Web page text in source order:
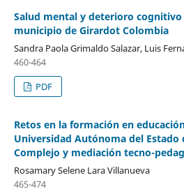
Salud mental y deterioro
municipio de Girardot Colombia
Sandra Paola Grimaldo Salazar, Luis
460-464
PDF
Retos en la formación en
Universidad Autónoma del Estado
Complejo y mediación tecno-
Rosamary Selene Lara Villanueva
465-474